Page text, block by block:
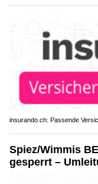
insurando.ch: Passende
Spiez/Wimmis
gesperrt –